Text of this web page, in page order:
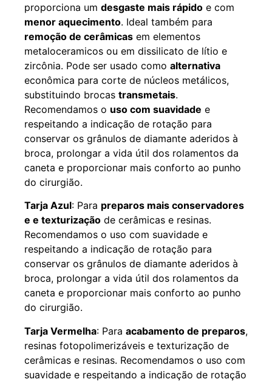
proporciona um desgaste mais rápido e com
menor aquecimento. Ideal também para
remoção de cerâmicas em elementos
metaloceramicos ou em dissilicato de lítio e
zircônia. Pode ser usado como alternativa
econômica para corte de núcleos metálicos,
substituindo brocas transmetais.
Recomendamos o uso com suavidade e
respeitando a indicação de rotação para
conservar os grânulos de diamante aderidos à
broca, prolongar a vida útil dos rolamentos da
caneta e proporcionar mais conforto ao punho
do cirurgião.
Tarja Azul: Para preparos mais conservadores
e e texturização de cerâmicas e resinas.
Recomendamos o uso com suavidade e
respeitando a indicação de rotação para
conservar os grânulos de diamante aderidos à
broca, prolongar a vida útil dos rolamentos da
caneta e proporcionar mais conforto ao punho
do cirurgião.
Tarja Vermelha: Para acabamento de preparos,
resinas fotopolimerizáveis e texturização de
cerâmicas e resinas. Recomendamos o uso com
suavidade e respeitando a indicação de rotação